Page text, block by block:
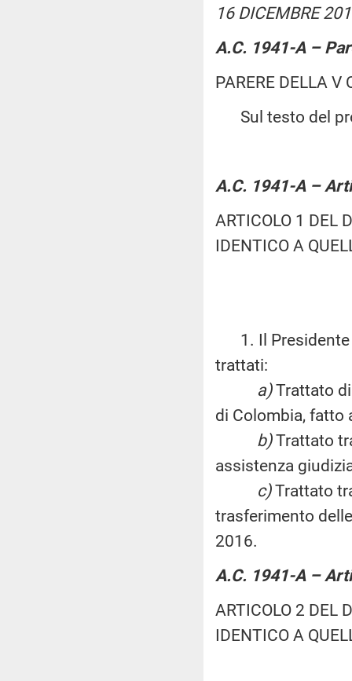
16 DICEMBRE
A.C. 1941-A –
PARERE DELLA V
Sul testo del
A.C. 1941-A –
ARTICOLO 1 DEL
IDENTICO A
1. Il Presidente
trattati:
a)Trattato di
di Colombia, fatto
b)Trattato
assistenza
c)Trattato
trasferimento
2016.
A.C. 1941-A –
ARTICOLO 2 DEL
IDENTICO A